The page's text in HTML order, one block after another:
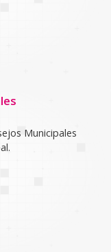
Municipales